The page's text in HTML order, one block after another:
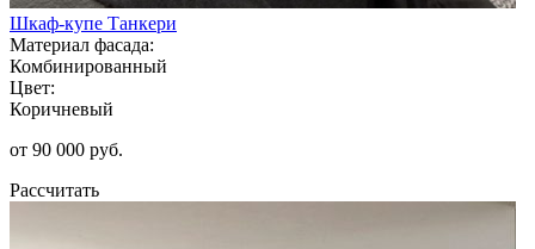
Шкаф-купе Танкери
Материал фасада:
Комбинированный
Цвет:
Коричневый
от 90 000 руб.
Рассчитать